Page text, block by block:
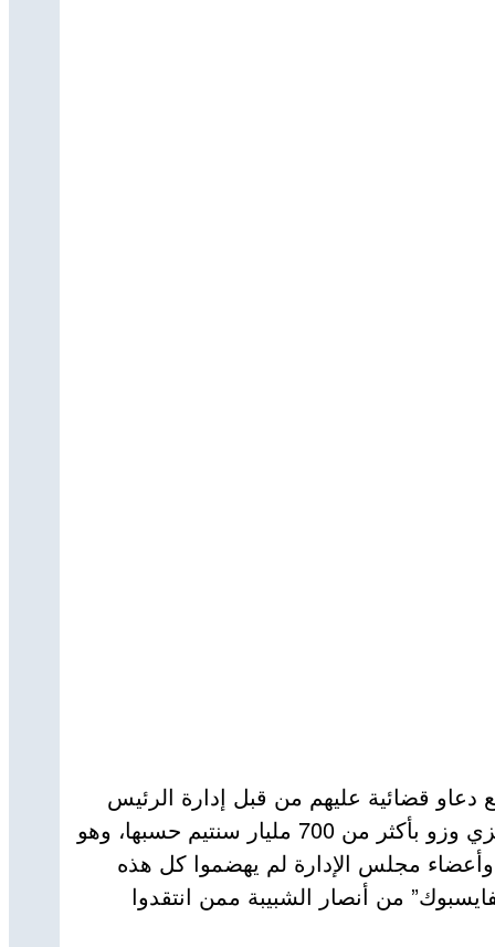
دعاو قضائية عليهم من قبل إدارة الرئيس
شريف ملال، هذه الأخيرة عرضت مشروعها المستقبلي في الأسبوع الماضي والذي سيتم تدشينه في مدينة تيزي وزو بأكثر من 700 مليار سنتيم حسبها، وهو
مجلس الإدارة لم يهضموا كل هذه
من أنصار الشبيبة ممن انتقدوا